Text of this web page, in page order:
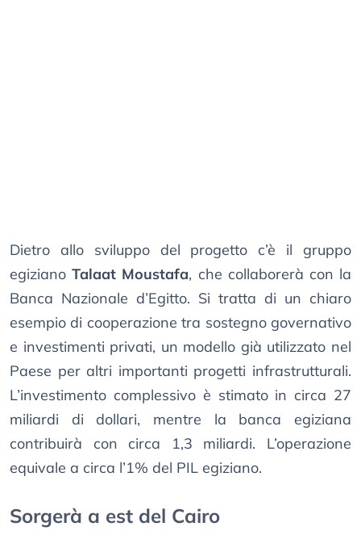
Dietro allo sviluppo del progetto c’è il gruppo
egizianoTalaat Moustafa, che collaborerà con la
Banca Nazionale d’Egitto. Si tratta di un chiaro
esempio di cooperazione tra sostegno governativo
e investimenti privati, un modello già utilizzato nel
Paese per altri importanti progetti infrastrutturali.
L’investimento complessivo è stimato in circa 27
miliardi di dollari, mentre la banca egiziana
contribuirà con circa 1,3 miliardi. L’operazione
equivale a circa l’1% del PIL egiziano.
Sorgerà a est del Cairo